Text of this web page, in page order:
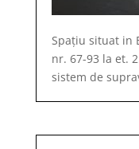
Spațiu situat in
nr. 67-93 la et.
sistem de